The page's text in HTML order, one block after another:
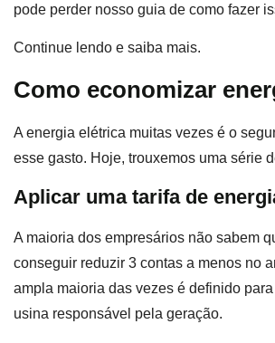
pode perder nosso guia de como fazer
Continue lendo e saiba mais.
Como economizar
A energia elétrica muitas vezes é o
esse gasto. Hoje, trouxemos uma série
Aplicar uma tarifa de
A maioria dos empresários não sabem
conseguir reduzir 3 contas a menos no
ampla maioria das vezes é definido
usina responsável pela geração.